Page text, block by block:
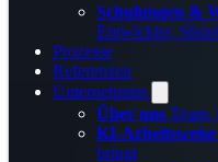
Schulungen &
Entwickler,
Prozesse
Referenzen
Unternehmen
Über uns Team,
KI-Arbeitsweise
bringt